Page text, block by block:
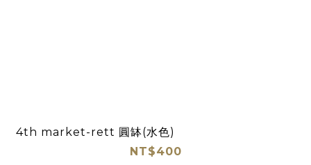
4th market-rett 圓缽(水色)
NT$400